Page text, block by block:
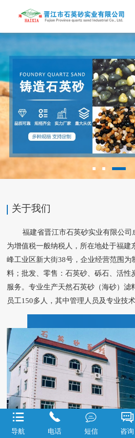

导航

电话

短信

咨询
关于我们
福建省晋江市石英砂实业有限公司
为增值税一般纳税人，所在地处于福建
峰工业区新大街38号，企业经营范围为
料；批发、零售：石英砂、砾石、活性
服务。专业生产天然石英砂（海砂）滤
员工150多人，其中管理人员及专业技
资额1360万元，年产量15万吨，产值
厚、检测设备先进齐全。 本公司能生产用于各类型滤池的滤
料，规格型号齐全，原砂经千百万年海
质地坚硬，经淡水冲洗去除杂质、筛选
的天然滤料。建设部水处理滤料检测中
量检测，合格率100%，理化性能为：
和磨损率之和＜1.0%，密度＞2.60g/
酸可溶率＜2.0%，含泥量＜0.5%，轻
量指标均符合建设部颁发CJ/T 43-2005